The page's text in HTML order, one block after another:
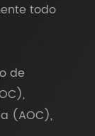
todo
de
(AOC),